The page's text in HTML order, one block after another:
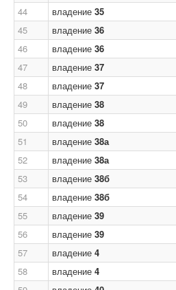
44
владение 35
45
владение 36
46
владение 36
47
владение 37
48
владение 37
49
владение 38
50
владение 38
51
владение 38а
52
владение 38а
53
владение 38б
54
владение 38б
55
владение 39
56
владение 39
57
владение 4
58
владение 4